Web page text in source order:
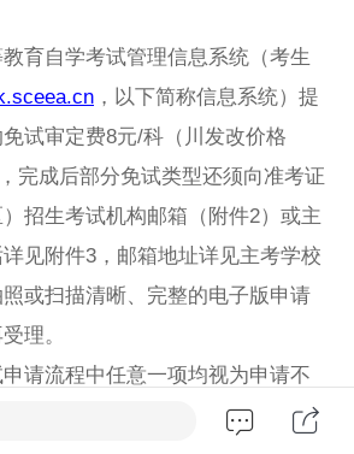
育自学考试管理信息系统（考生
，以下简称信息系统）提
试审定费8元/科（川发改价格
，完成后部分免试类型还须向准考证
招生考试机构邮箱（附件2）或主
见附件3，邮箱地址详见主考学校
或扫描清晰、完整的电子版申请
理。
请流程中任意一项均视为申请不